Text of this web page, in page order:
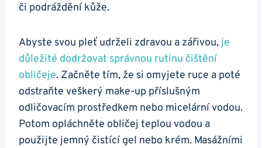
či podráždění ‍kůže.⁣ ‌
Abyste svou ‍pleť udrželi zdravou a zářivou, je
důležité⁣ dodržovat správnou rutinu čištění
obličeje. Začněte ‍tím, že si omyjete ruce a poté
odstraňte veškerý ⁣make-up ⁤příslušným
odličovacím prostředkem⁤ nebo micelární vodou.
Potom opláchněte obličej teplou vodou⁢ a
použijte jemný čistící gel⁣ nebo ‍krém. ‍Masážními